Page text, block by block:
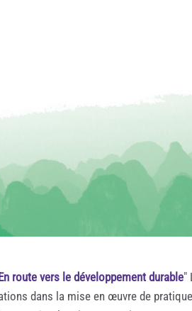
route vers le développement durable"
dans la mise en œuvre de